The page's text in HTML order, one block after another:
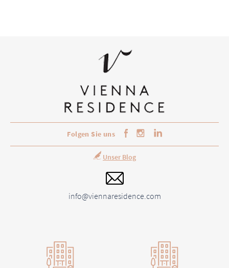
Folgen Sie uns
Unser Blog
info@viennaresidence.com